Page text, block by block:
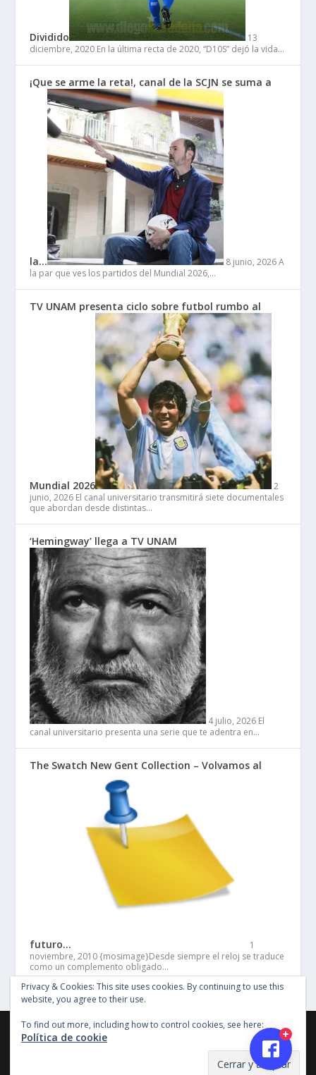
Dividido
13
diciembre, 2020 En la última recta de 2020, “D10S” dejó la vida…
¡Que se arme la reta!, canal de la SCJN se suma a
la… 8 junio, 2026 A
la par que ves los partidos del Mundial 2026,…
TV UNAM presenta ciclo sobre futbol rumbo al
Mundial 2026
2
junio, 2026 El canal universitario transmitirá siete documentales
que abordan desde distintas…
‘Hemingway’ llega a TV UNAM
4 julio, 2026 El
canal universitario presenta una serie que te adentra en…
The Swatch New Gent Collection – Volvamos al
futuro…
1
noviembre, 2010 {mosimage}Desde siempre el reloj se traduce
como un complemento obligado…
©Copyright Entertainment SG 2018, Todos los derechos
reservados, Imagenes y material en este sitio no pueden ser
Privacy & Cookies: This site uses cookies. By continuing to use this
website, you agree to their use.
To find out more, including how to control cookies, see here:
Política de cookie